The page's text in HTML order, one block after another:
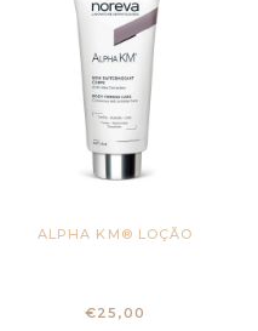
ALPHA KM® LOÇÃO
€25,00